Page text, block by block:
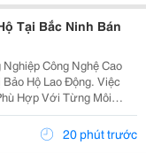
Tại Bắc Ninh Bán
Công Nghệ Cao
Hộ Lao Động. Việc
Hợp Với Từng Môi
Sản Xuất Đến Phòng
Cấp Những Thông Tin
20 phút trước